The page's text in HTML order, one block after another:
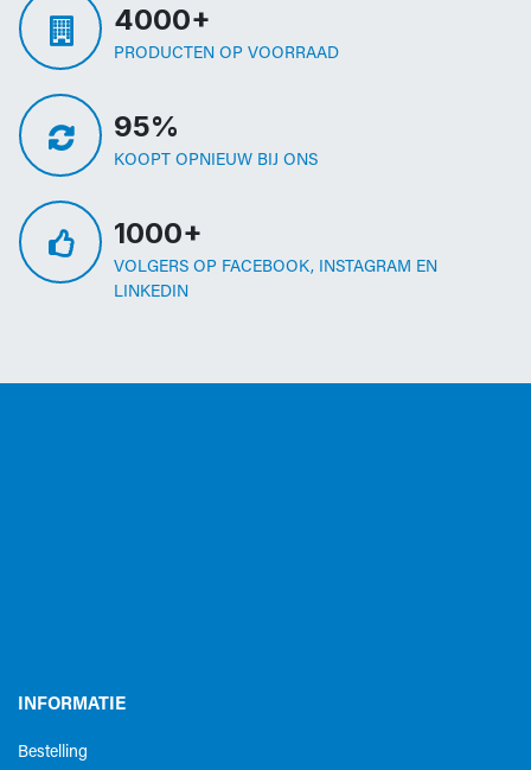
4000+
PRODUCTEN OP VOORRAAD
95%
KOOPT OPNIEUW BIJ ONS
1000+
VOLGERS OP FACEBOOK, INSTAGRAM EN
LINKEDIN
INFORMATIE
Bestelling